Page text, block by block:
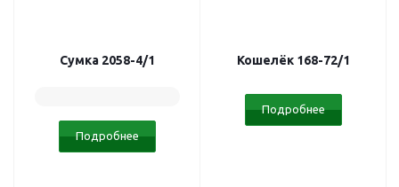
Сумка 2058-4/1
Подробнее
Кошелёк 168-72/1
Подробнее